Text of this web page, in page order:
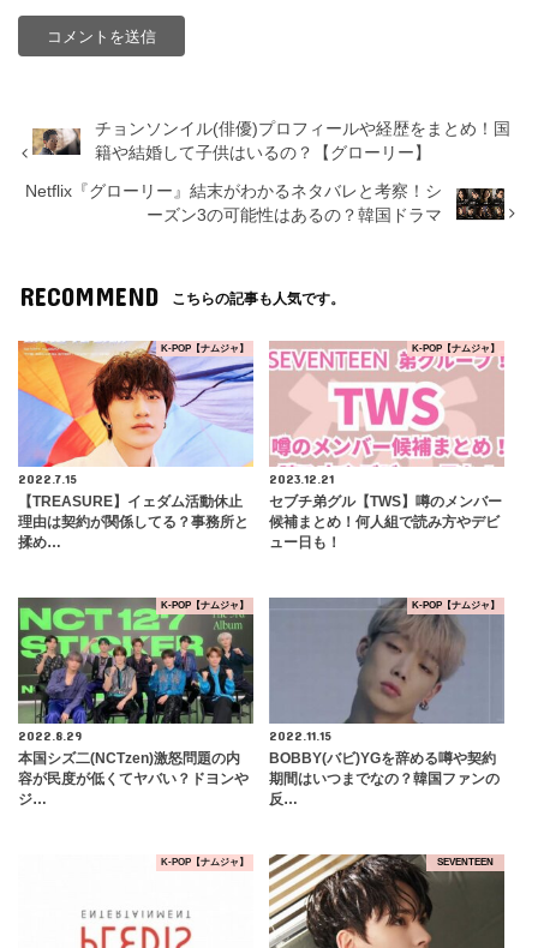
チョンソンイル(俳優)プロフィールや経歴をまとめ！国
籍や結婚して子供はいるの？【グローリー】
Netflix『グローリー』結末がわかるネタバレと考察！シ
ーズン3の可能性はあるの？韓国ドラマ
RECOMMEND こちらの記事も人気です。
K-POP【ナムジャ】
2022.7.15
【TREASURE】イェダム活動休止
理由は契約が関係してる？事務所と
揉め…
K-POP【ナムジャ】
2023.12.21
セブチ弟グル【TWS】噂のメンバー
候補まとめ！何人組で読み方やデビ
ュー日も！
K-POP【ナムジャ】
2022.8.29
本国シズ二(NCTzen)激怒問題の内
容が民度が低くてヤバい？ドヨンや
ジ…
K-POP【ナムジャ】
2022.11.15
BOBBY(バビ)YGを辞める噂や契約
期間はいつまでなの？韓国ファンの
反…
K-POP【ナムジャ】 SEVENTEEN